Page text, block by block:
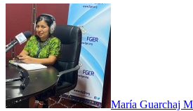
María Guarchaj